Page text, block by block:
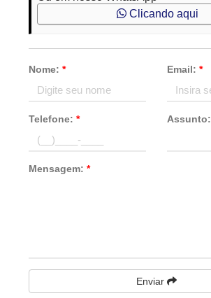
Clicando aqui
Nome:* Email: *
Telefone:* Assunto:
Mensagem:*
Enviar